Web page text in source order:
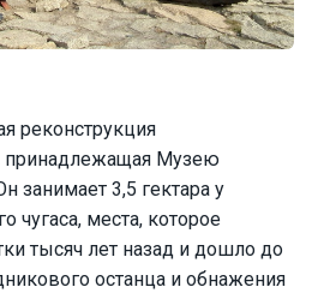
реконструкция
принадлежащая Музею
занимает 3,5 гектара у
чугаса, места, которое
тысяч лет назад и дошло до
останца и обнажения